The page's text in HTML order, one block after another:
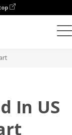
In US